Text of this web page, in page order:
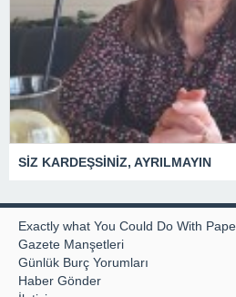
SİZ KARDEŞSİNİZ, AYRILMAYIN
Exactly what You Could Do With
Gazete Manşetleri
Günlük Burç Yorumları
Haber Gönder